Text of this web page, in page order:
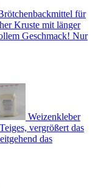
für
Kruste mit länger
Geschmack! Nur
Weizenkleber
vergrößert das
das